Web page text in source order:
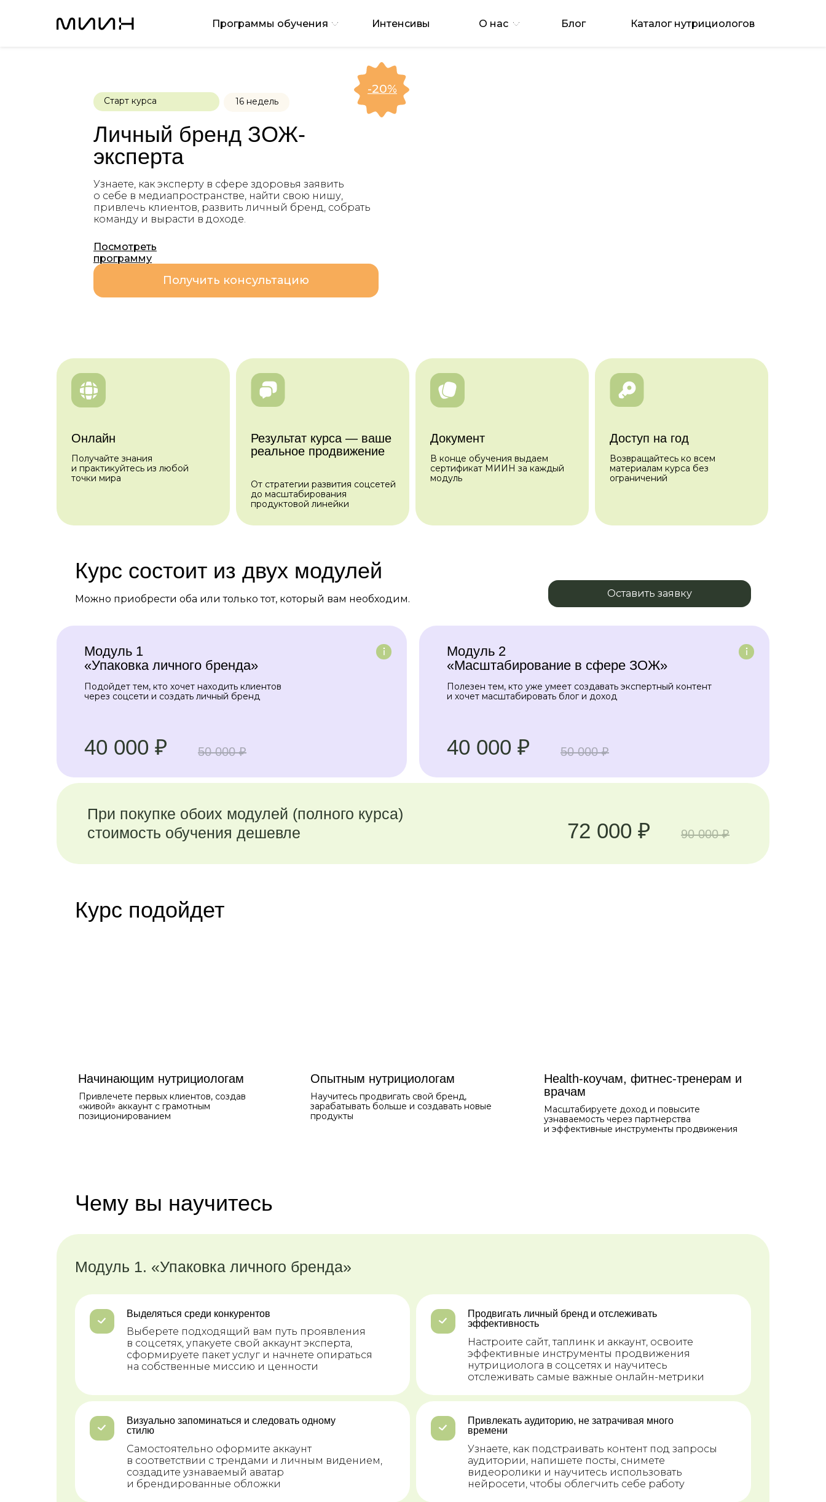
О нас Каталог нутрициологов
Программы обучения Блог
Интенсивы
Посмотреть
программу
16 недель
Личный бренд ЗОЖ-
эксперта
Узнаете, как эксперту в сфере здоровья заявить
о себе в медиапространстве, найти свою нишу,
привлечь клиентов, развить личный бренд, собрать
команду и вырасти в доходе.
Получить консультацию
Старт курса
-20%
Возвращайтесь ко всем
материалам курса без
ограничений
Доступ на год
В конце обучения выдаем
сертификат МИИН за каждый
модуль
Документ
От стратегии развития соцсетей
до масштабирования
продуктовой линейки
Результат курса — ваше
реальное продвижение
Получайте знания
и практикуйтесь из любой
точки мира
Онлайн
Курс состоит из двух модулей
Модуль 1
«Упаковка личного бренда»
50 000 ₽
Подойдет тем, кто хочет находить клиентов
через соцсети и создать личный бренд
50 000 ₽
Модуль 2
«Масштабирование в сфере ЗОЖ»
Полезен тем, кто уже умеет создавать экспертный контент
и хочет масштабировать блог и доход
Можно приобрести оба или только тот, который вам необходим.
40 000 ₽
Оставить заявку
40 000 ₽
При покупке обоих модулей (полного курса)
стоимость обучения дешевле
72 000 ₽ 90 000 ₽
Курс подойдет
Начинающим нутрициологам
Привлечете первых клиентов, создав
«живой» аккаунт с грамотным
позиционированием
Опытным нутрициологам
Health-коучам, фитнес-тренерам и
врачам
Масштабируете доход и повысите
узнаваемость через партнерства
и эффективные инструменты продвижения
Научитесь продвигать свой бренд,
зарабатывать больше и создавать новые
продукты
Модуль 1. «Упаковка личного бренда»
Чему вы научитесь
Выделяться среди конкурентов
Выберете подходящий вам путь проявления
в соцсетях, упакуете свой аккаунт эксперта,
сформируете пакет услуг и начнете опираться
на собственные миссию и ценности
Продвигать личный бренд и отслеживать
эффективность
Настроите сайт, таплинк и аккаунт, освоите
эффективные инструменты продвижения
нутрициолога в соцсетях и научитесь
отслеживать самые важные онлайн-метрики
Визуально запоминаться и следовать одному
стилю
Самостоятельно оформите аккаунт
в соответствии с трендами и личным видением,
создадите узнаваемый аватар
и брендированные обложки
Привлекать аудиторию, не затрачивая много
времени
Узнаете, как подстраивать контент под запросы
аудитории, напишете посты, снимете
видеоролики и научитесь использовать
нейросети, чтобы облегчить себе работу